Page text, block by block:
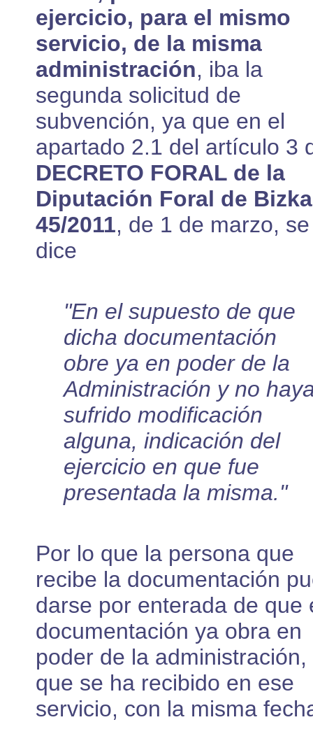
ejercicio, para el mismo
servicio, de la misma
administración, iba la
segunda solicitud de
subvención, ya que en el
apartado 2.1 del artículo 3
DECRETO FORAL de la
Diputación Foral de
45/2011, de 1 de marzo, se
dice
"En el supuesto de que
dicha documentación
obre ya en poder de la
Administración y no
sufrido modificación
alguna, indicación del
ejercicio en que fue
presentada la misma."
Por lo que la persona que
recibe la documentación
darse por enterada de que
documentación ya obra en
poder de la administración,
que se ha recibido en ese
servicio, con la misma